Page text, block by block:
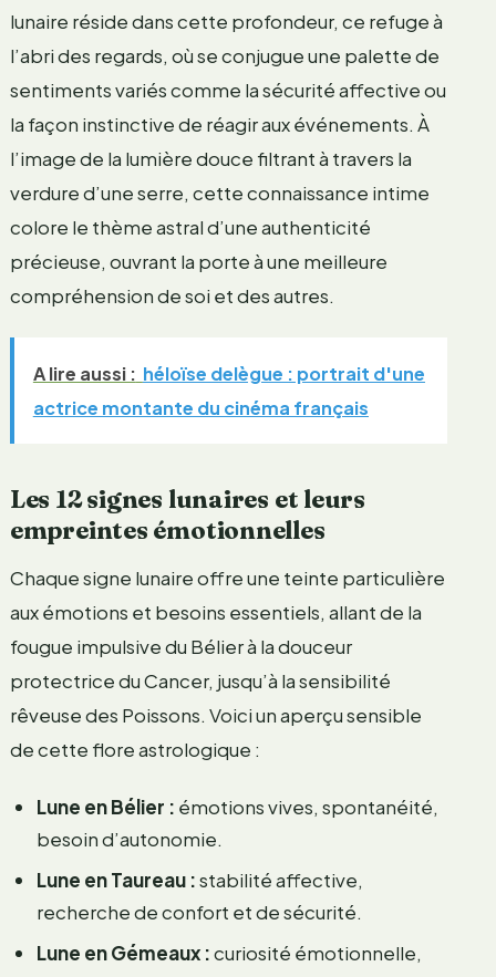
lunaire réside dans cette profondeur, ce refuge à
l’abri des regards, où se conjugue une palette de
sentiments variés comme la sécurité affective ou
la façon instinctive de réagir aux événements. À
l’image de la lumière douce filtrant à travers la
verdure d’une serre, cette connaissance intime
colore le thème astral d’une authenticité
précieuse, ouvrant la porte à une meilleure
compréhension de soi et des autres.
A lire aussi : héloïse delègue : portrait d'une
actrice montante du cinéma français
Les 12 signes lunaires et leurs
empreintes émotionnelles
Chaque signe lunaire offre une teinte particulière
aux émotions et besoins essentiels, allant de la
fougue impulsive du Bélier à la douceur
protectrice du Cancer, jusqu’à la sensibilité
rêveuse des Poissons. Voici un aperçu sensible
de cette flore astrologique :
Lune en Bélier : émotions vives, spontanéité,
besoin d’autonomie.
Lune en Taureau :stabilité affective,
recherche de confort et de sécurité.
Lune en Gémeaux :curiosité émotionnelle,